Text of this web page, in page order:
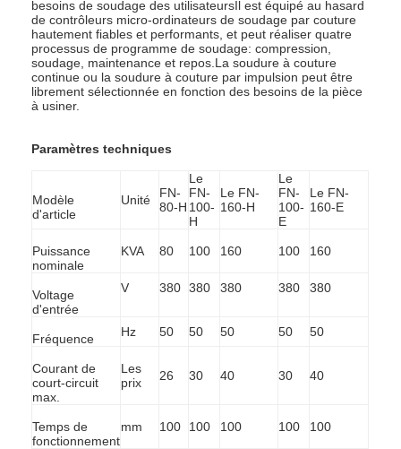
besoins de soudage des utilisateursIl est équipé au hasard
de contrôleurs micro-ordinateurs de soudage par couture
hautement fiables et performants, et peut réaliser quatre
processus de programme de soudage: compression,
soudage, maintenance et repos.La soudure à couture
continue ou la soudure à couture par impulsion peut être
librement sélectionnée en fonction des besoins de la pièce
à usiner.
Paramètres techniques
Modèle
d'article
Unité
FN-
80-H
Le
FN-
100-
H
Le FN-
160-H
Le
FN-
100-
E
Le FN-
160-E
Puissance
nominale
KVA 80 100 160 100 160
Voltage
d'entrée
V 380 380 380 380 380
Fréquence Hz 50 50 50 50 50
Courant de
court-circuit
max.
Les
prix
26 30 40 30 40
Temps de
fonctionnement
mm 100 100 100 100 100